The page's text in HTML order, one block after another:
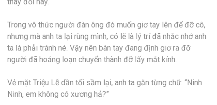
Trong vô thức người đàn ông đó muốn giơ tay lên để đỡ cô,
nhưng mà anh ta lại rùng mình, có lẽ là lý trí đã nhắc nhở anh
ta là phải tránh né. Vậy nên bàn tay đang định giơ ra đỡ
người đã hoảng loạn chuyển thành đỡ lấy mắt kính.
Vẻ mặt Triệu Lễ dần tối sầm lại, anh ta gằn từng chữ: “Ninh
Ninh, em không có xương hả?”